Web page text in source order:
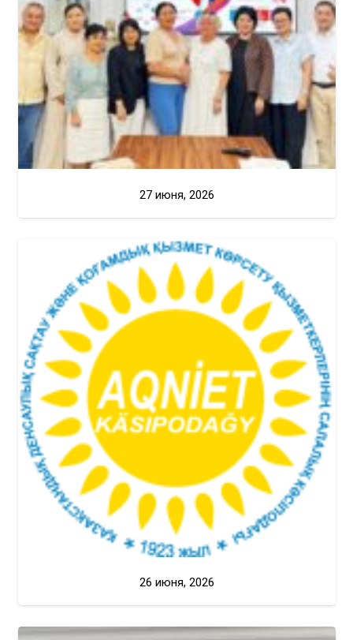
27 июня, 2026
26 июня, 2026